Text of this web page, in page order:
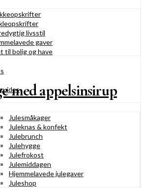
livsstil
gaver
til bolig og have
Julesmåkager
Juleknas & konfekt
Julebrunch
Julehygge
Julefrokost
Julemiddagen
Hjemmelavede julegaver
Juleshop
med appelsinsirup